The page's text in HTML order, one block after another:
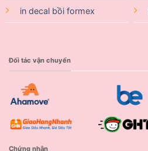
in decal bồi formex
Đối tác vận chuyển
Chứng nhận